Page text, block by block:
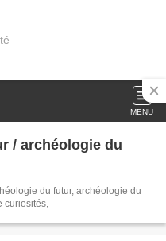
MENU
/ archéologie du
du futur, archéologie du
curiosités,